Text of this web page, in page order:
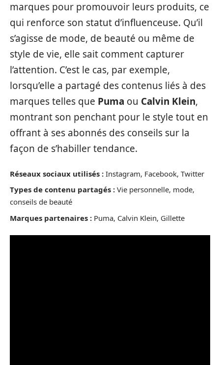
marques pour promouvoir leurs produits, ce
qui renforce son statut d’influenceuse. Qu’il
s’agisse de mode, de beauté ou même de
style de vie, elle sait comment capturer
l’attention. C’est le cas, par exemple,
lorsqu’elle a partagé des contenus liés à des
marques telles que Puma ou Calvin Klein,
montrant son penchant pour le style tout en
offrant à ses abonnés des conseils sur la
façon de s’habiller tendance.
Réseaux sociaux utilisés : Instagram, Facebook, Twitter
Types de contenu partagés : Vie personnelle, mode,
conseils de beauté
Marques partenaires : Puma, Calvin Klein, Gillette